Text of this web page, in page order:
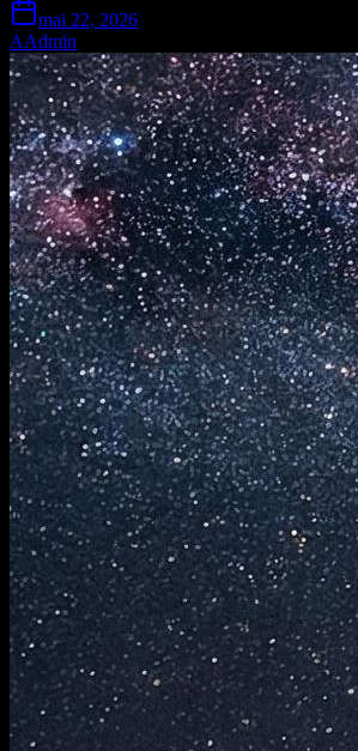
mai 22, 2026
AAdmin